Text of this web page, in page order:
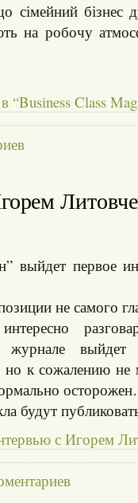
сімейний бізнес
на робочу
“Business Class
выйдет первое
не самого
выйдет
к сожалению не
будут
с Игорем